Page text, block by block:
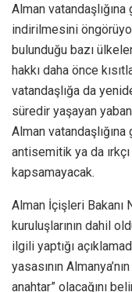
Alman
indirilmesini
bulunduğu bazı
hakkı daha önce
vatandaşlığa da
süredir yaşayan
Alman
antisemitik ya da
kapsamayacak.
Alman İçişleri Bakanı
kuruluşlarının dahil
ilgili yaptığı
yasasının
anahtar” olacağını